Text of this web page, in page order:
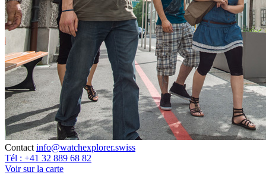
Contact info@watchexplorer.swiss
Tél : +41 32 889 68 82
Voir sur la carte